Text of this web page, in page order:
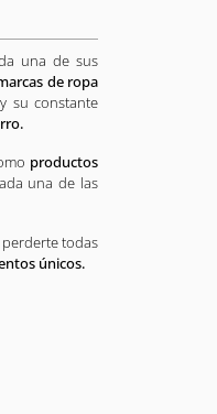
una de sus
de ropa
su constante
productos
una de las
todas
únicos.